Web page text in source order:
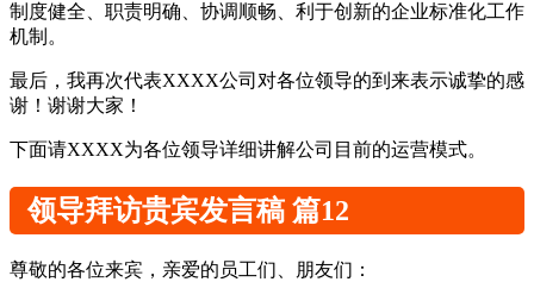
制度健全、职责明确、协调顺畅、利于创新的企业标准化工作
机制。
最后，我再次代表XXXX公司对各位领导的到来表示诚挚的感
谢！谢谢大家！
下面请XXXX为各位领导详细讲解公司目前的运营模式。
领导拜访贵宾发言稿 篇12
尊敬的各位来宾，亲爱的员工们、朋友们：